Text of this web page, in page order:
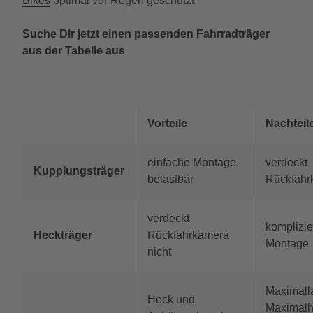
Suche Dir jetzt einen passenden Fahrradträger
aus der Tabelle aus
Vorteile
Kupplungsträger
einfache Montage,
belastbar
verdeckt
Heckträger
verdeckt
Rückfahrkamera
nicht
Montage
Heck und